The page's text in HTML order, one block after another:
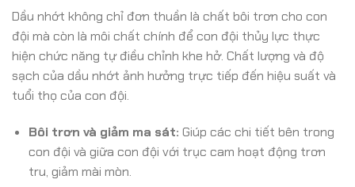
Dầu nhớt không chỉ đơn thuần là chất bôi trơn cho con
đội mà còn là môi chất chính để con đội thủy lực thực
hiện chức năng tự điều chỉnh khe hở. Chất lượng và độ
sạch của dầu nhớt ảnh hưởng trực tiếp đến hiệu suất và
tuổi thọ của con đội.
Bôi trơn và giảm ma sát: Giúp các chi tiết bên trong
con đội và giữa con đội với trục cam hoạt động trơn
tru, giảm mài mòn.